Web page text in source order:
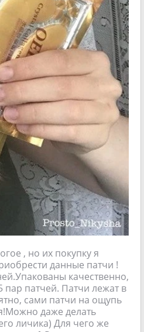
, но их покупку я
данные патчи !
качественно,
патчей. Патчи лежат в
сами патчи на ощупь
даже делать
личика) Для чего же